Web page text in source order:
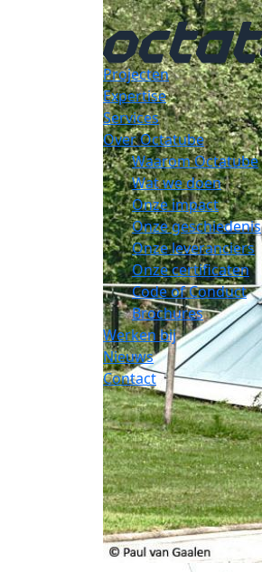
Projecten
Expertise
Services
Over Octatube
Waarom Octatube
Wat we doen
Onze impact
Onze geschiedenis
Onze leveranciers
Onze certificaten
Code of Conduct
Brochures
Werken bij
Nieuws
Contact